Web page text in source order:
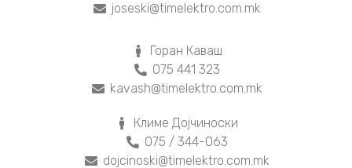
joseski@timelektro.com.mk
Горан Каваш
075 441 323
kavash@timelektro.com.mk
Климе Дојчиноски
075 / 344-063
dojcinoski@timelektro.com.mk